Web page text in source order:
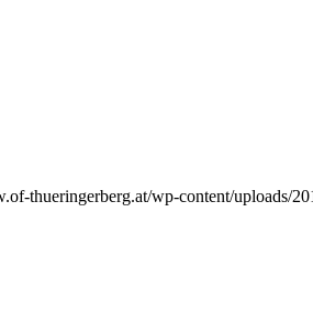
thueringerberg.at/wp-content/uploads/